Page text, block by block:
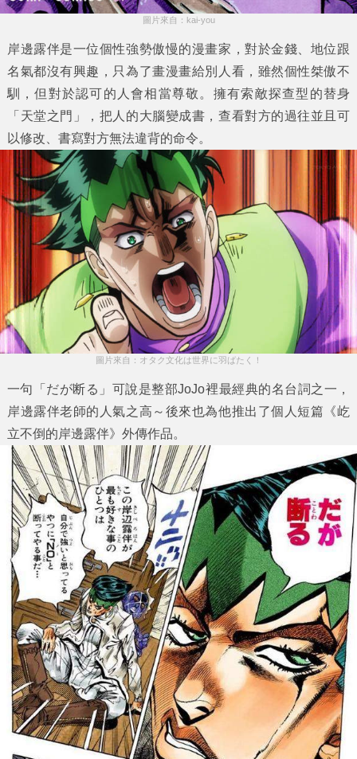
圖片來自：kai-you
岸邊露伴是一位個性強勢傲慢的漫畫家，對於金錢、地位跟
名氣都沒有興趣，只為了畫漫畫給別人看，雖然個性桀傲不
馴，但對於認可的人會相當尊敬。擁有索敵探查型的替身
「天堂之門」，把人的大腦變成書，查看對方的過往並且可
以修改、書寫對方無法違背的命令。
圖片來自：オタク文化は世界に羽ばたく！
一句「だが断る」可說是整部JoJo裡最經典的名台詞之一，
岸邊露伴老師的人氣之高～後來也為他推出了個人短篇《屹
立不倒的岸邊露伴》外傳作品。